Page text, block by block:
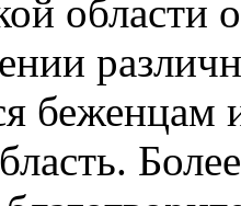
области
беженцам